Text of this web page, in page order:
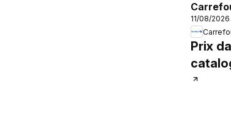
à la
rentrée
page
11/08/
Prix